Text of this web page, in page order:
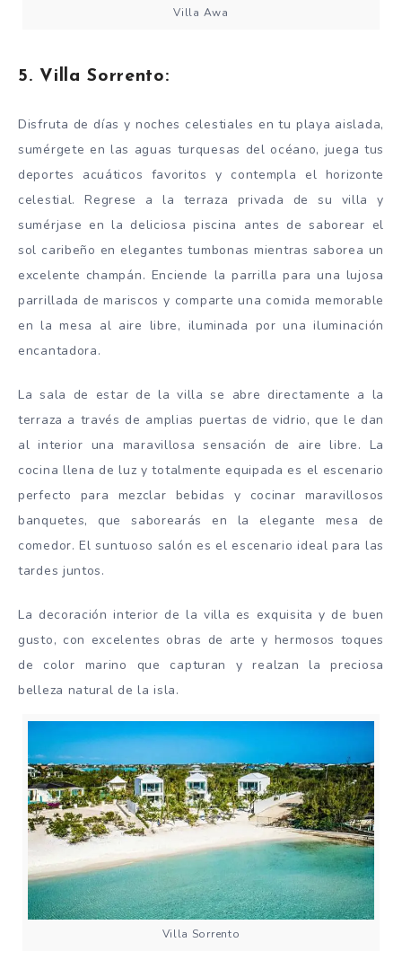
Villa Awa
5. Villa Sorrento:
Disfruta de días y noches celestiales en tu playa aislada,
sumérgete en las aguas turquesas del océano, juega tus
deportes acuáticos favoritos y contempla el horizonte
celestial. Regrese a la terraza privada de su villa y
sumérjase en la deliciosa piscina antes de saborear el
sol caribeño en elegantes tumbonas mientras saborea un
excelente champán. Enciende la parrilla para una lujosa
parrillada de mariscos y comparte una comida memorable
en la mesa al aire libre, iluminada por una iluminación
encantadora.
La sala de estar de la villa se abre directamente a la
terraza a través de amplias puertas de vidrio, que le dan
al interior una maravillosa sensación de aire libre. La
cocina llena de luz y totalmente equipada es el escenario
perfecto para mezclar bebidas y cocinar maravillosos
banquetes, que saborearás en la elegante mesa de
comedor. El suntuoso salón es el escenario ideal para las
tardes juntos.
La decoración interior de la villa es exquisita y de buen
gusto, con excelentes obras de arte y hermosos toques
de color marino que capturan y realzan la preciosa
belleza natural de la isla.
Villa Sorrento